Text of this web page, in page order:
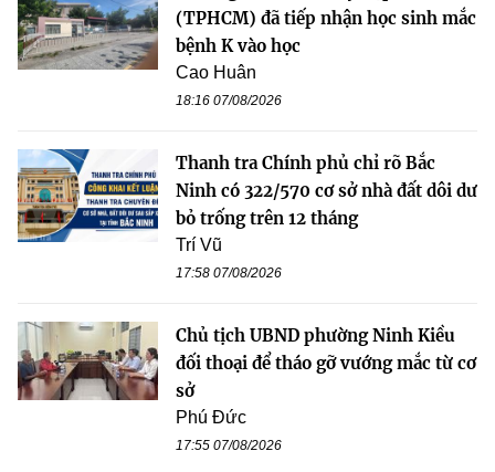
(TPHCM) đã tiếp nhận học sinh mắc
bệnh K vào học
Cao Huân
18:16 07/08/2026
Thanh tra Chính phủ chỉ rõ Bắc
Ninh có 322/570 cơ sở nhà đất dôi dư
bỏ trống trên 12 tháng
Trí Vũ
17:58 07/08/2026
Chủ tịch UBND phường Ninh Kiều
đối thoại để tháo gỡ vướng mắc từ cơ
sở
Phú Đức
17:55 07/08/2026